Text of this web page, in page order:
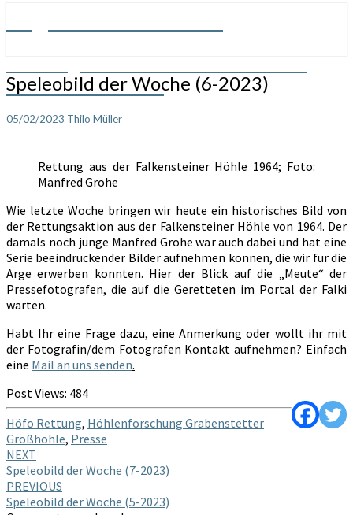
Grabenstetten e.V.
Speleobild
der
(6-
Speleobild der Woche (6-2023)
05/02/2023 Thilo Müller
Rettung aus der Falkensteiner Höhle 1964; Foto:
Manfred Grohe
Wie letzte Woche bringen wir heute ein historisches Bild von
der Rettungsaktion aus der Falkensteiner Höhle von 1964. Der
damals noch junge Manfred Grohe war auch dabei und hat eine
Serie beeindruckender Bilder aufnehmen können, die wir für die
Arge erwerben konnten. Hier der Blick auf die „Meute“ der
Pressefotografen, die auf die Geretteten im Portal der Falki
warten.
Habt Ihr eine Frage dazu, eine Anmerkung oder wollt ihr mit
der Fotografin/dem Fotografen Kontakt aufnehmen? Einfach
eine Mail an uns senden.
Post Views: 484
Höfo Rettung, Höhlenforschung Grabenstetter
Großhöhle, Presse
Post
navigation
NEXT
Speleobild der Woche (7-2023)
PREVIOUS
Speleobild der Woche (5-2023)